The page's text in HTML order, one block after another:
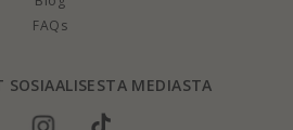
FAQs
SOSIAALISESTA MEDIASTA